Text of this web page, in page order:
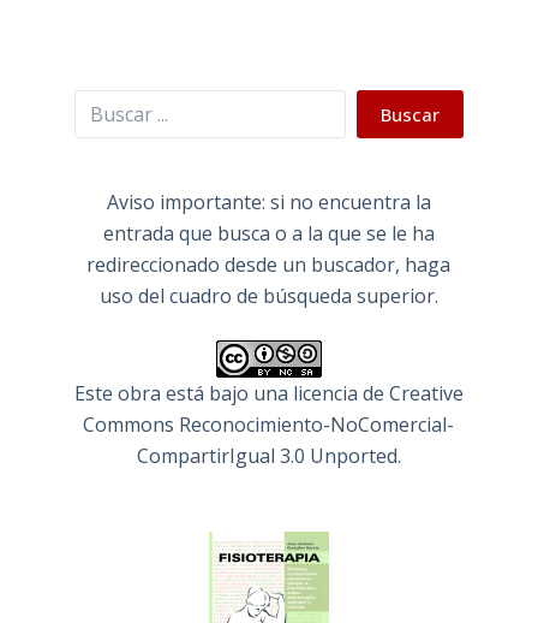
Buscar Buscar
Aviso importante: si no encuentra la
entrada que busca o a la que se le ha
redireccionado desde un buscador, haga
uso del cuadro de búsqueda superior.
Este obra está bajo una licencia de Creative
Commons Reconocimiento-NoComercial-
CompartirIgual 3.0 Unported.